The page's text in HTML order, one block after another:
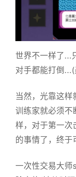
世界不一样了...
对手都能打倒
当然，光靠这样
训练家就必须不
样，对于第一次
的事情了，终于
一次性交易大师